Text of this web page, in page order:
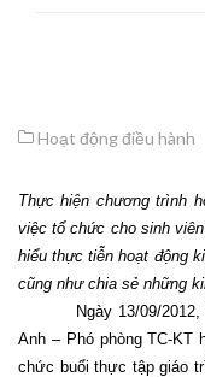
Hoạt động điều hành
Thực hiện chương trình
việc tổ chức cho sinh
hiểu thực tiễn hoạt động
cũng như chia sẻ những
Ngày 13/09/2012,
Anh – Phó phòng TC-
chức buổi thực tập giáo